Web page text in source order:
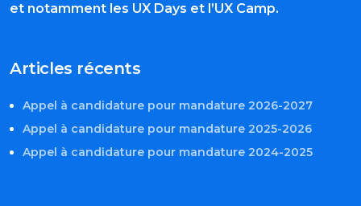
et notamment les UX Days et l’UX Camp.
Articles récents
Appel à candidature pour mandature 2026-2027
Appel à candidature pour mandature 2025-2026
Appel à candidature pour mandature 2024-2025